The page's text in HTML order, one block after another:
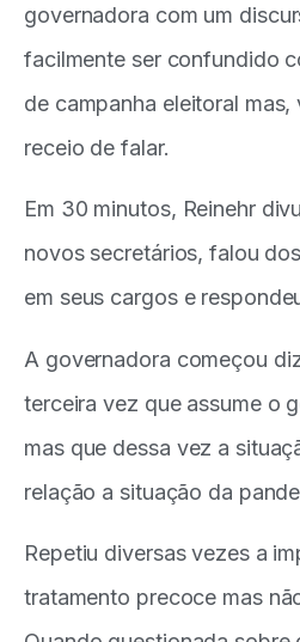
governadora com um
facilmente ser confundido
de campanha eleitoral
receio de falar.
Em 30 minutos, Reinehr
novos secretários, falou
em seus cargos e
A governadora começou
terceira vez que assume o
mas que dessa vez a
relação a situação da
Repetiu diversas vezes a
tratamento precoce mas